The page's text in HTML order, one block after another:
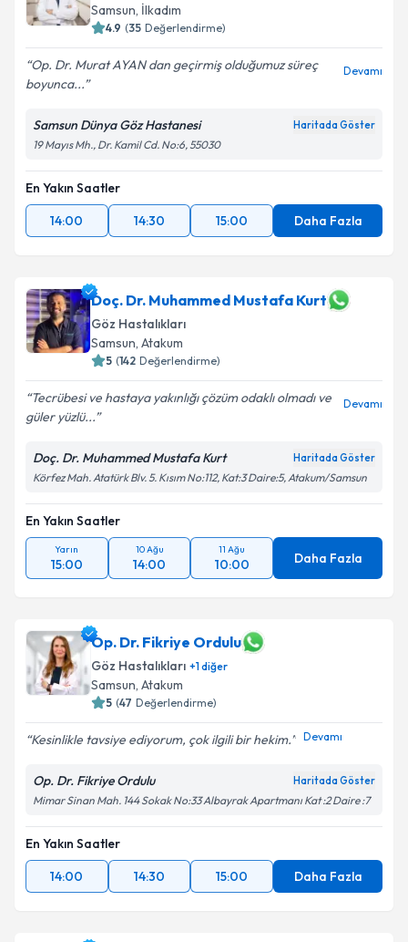
Samsun, İlkadım
4.9 (35 Değerlendirme)
Op. Dr. Murat AYAN dan geçirmiş olduğumuz süreç
boyunca...
Devamı
Samsun Dünya Göz Hastanesi Haritada Göster
19 Mayıs Mh., Dr. Kamil Cd. No:6, 55030
En Yakın Saatler
14:00
14:30 15:00 Daha Fazla
Doç. Dr. Muhammed Mustafa Kurt
Göz Hastalıkları
Samsun, Atakum
5 (142 Değerlendirme)
Tecrübesi ve hastaya yakınlığı çözüm odaklı olmadı ve
güler yüzlü...
Devamı
Doç. Dr. Muhammed Mustafa Kurt Haritada Göster
Körfez Mah. Atatürk Blv. 5. Kısım No:112, Kat:3 Daire:5, Atakum/Samsun
En Yakın Saatler
Yarın
15:00
10 Ağu
14:00
11 Ağu
10:00 Daha Fazla
Op. Dr. Fikriye Ordulu
Göz Hastalıkları +1diğer
Samsun, Atakum
5 (47 Değerlendirme)
Kesinlikle tavsiye ediyorum, çok ilgili bir hekim. Devamı
Op. Dr. Fikriye Ordulu Haritada Göster
Mimar Sinan Mah. 144 Sokak No:33 Albayrak Apartmanı Kat :2 Daire :7
En Yakın Saatler
14:00
14:30 15:00 Daha Fazla